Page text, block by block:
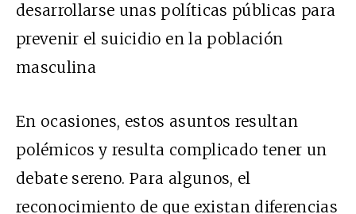
desarrollarse unas políticas públicas para
prevenir el suicidio en la población
masculina
En ocasiones, estos asuntos resultan
polémicos y resulta complicado tener un
debate sereno. Para algunos, el
reconocimiento de que existan diferencias